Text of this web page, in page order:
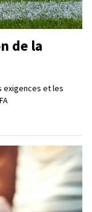
de la
exigences et les